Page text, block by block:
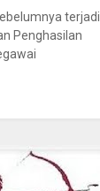
terjadi
Penghasilan